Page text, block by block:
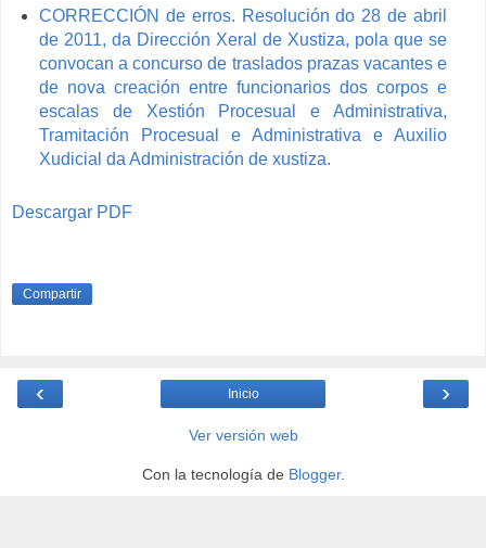
CORRECCIÓN de erros. Resolución do 28 de abril
de 2011, da Dirección Xeral de Xustiza, pola que se
convocan a concurso de traslados prazas vacantes e
de nova creación entre funcionarios dos corpos e
escalas de Xestión Procesual e Administrativa,
Tramitación Procesual e Administrativa e Auxilio
Xudicial da Administración de xustiza.
Descargar PDF
Compartir
‹ ›
Inicio
Ver versión web
Con la tecnología de Blogger.